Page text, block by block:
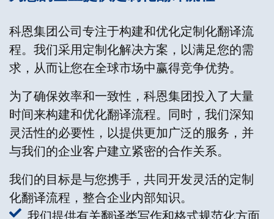
科恩集团公司专注于构建和优化定制化翻译流
程。我们采用定制化解决方案，以满足您的需
求，从而让您在全球市场中赢得竞争优势。
为了确保效率和一致性，科恩集团投入了大量
时间来构建和优化翻译流程。同时，我们深知
灵活性的必要性，以提供更加广泛的服务，并
与我们的企业客户建立紧密的合作关系。
我们的目标是与您携手，共同开发灵活的定制
化翻译流程，整合企业内部知识。
我们提供有关翻译类写作和格式规范化方面